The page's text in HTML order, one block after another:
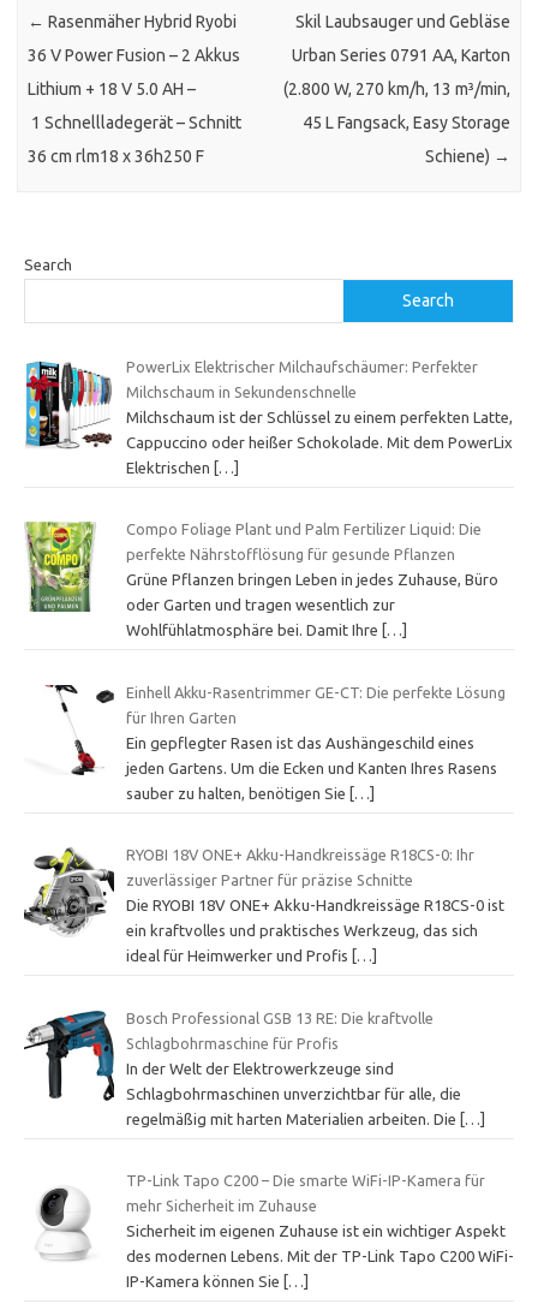
← Rasenmäher Hybrid Ryobi
36 V Power Fusion – 2 Akkus
Lithium + 18 V 5.0 AH –
1 Schnellladegerät – Schnitt
36 cm rlm18 x 36h250 F
Skil Laubsauger und Gebläse
Urban Series 0791 AA, Karton
(2.800 W, 270 km/h, 13 m³/min,
45 L Fangsack, Easy Storage
Schiene) →
Search
Search
PowerLix Elektrischer Milchaufschäumer: Perfekter
Milchschaum in Sekundenschnelle
Milchschaum ist der Schlüssel zu einem perfekten Latte,
Cappuccino oder heißer Schokolade. Mit dem PowerLix
Elektrischen
[…]
Compo Foliage Plant und Palm Fertilizer Liquid: Die
perfekte Nährstofflösung für gesunde Pflanzen
Grüne Pflanzen bringen Leben in jedes Zuhause, Büro
oder Garten und tragen wesentlich zur
Wohlfühlatmosphäre bei. Damit Ihre
[…]
Einhell Akku-Rasentrimmer GE-CT: Die perfekte Lösung
für Ihren Garten
Ein gepflegter Rasen ist das Aushängeschild eines
jeden Gartens. Um die Ecken und Kanten Ihres Rasens
sauber zu halten, benötigen Sie
[…]
RYOBI 18V ONE+ Akku-Handkreissäge R18CS-0: Ihr
zuverlässiger Partner für präzise Schnitte
Die RYOBI 18V ONE+ Akku-Handkreissäge R18CS-0 ist
ein kraftvolles und praktisches Werkzeug, das sich
ideal für Heimwerker und Profis
[…]
Bosch Professional GSB 13 RE: Die kraftvolle
Schlagbohrmaschine für Profis
In der Welt der Elektrowerkzeuge sind
Schlagbohrmaschinen unverzichtbar für alle, die
regelmäßig mit harten Materialien arbeiten. Die
[…]
TP-Link Tapo C200 – Die smarte WiFi-IP-Kamera für
mehr Sicherheit im Zuhause
Sicherheit im eigenen Zuhause ist ein wichtiger Aspekt
des modernen Lebens. Mit der TP-Link Tapo C200 WiFi-
IP-Kamera können Sie
[…]